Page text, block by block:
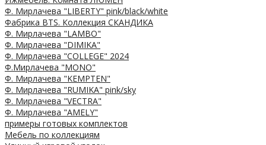
Ф. Мирлачева "LIBERTY" pink/black/white
Фабрика BTS. Коллекция СКАНДИКА
Ф. Мирлачева "LAMBO"
Ф. Мирлачева "DIMIKA"
Ф. Мирлачева "COLLEGE" 2024
Ф.Мирлачева "MONO"
Ф. Мирлачева "KEMPTEN"
Ф. Мирлачева "RUMIKA" pink/sky
Ф. Мирлачева "VECTRA"
Ф. Мирлачева "AMELY"
примеры готовых комплектов
Мебель по коллекциям